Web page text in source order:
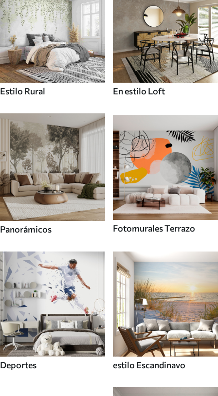
Estilo Rural En estilo Loft
Panorámicos Fotomurales Terrazo
Deportes estilo Escandinavo